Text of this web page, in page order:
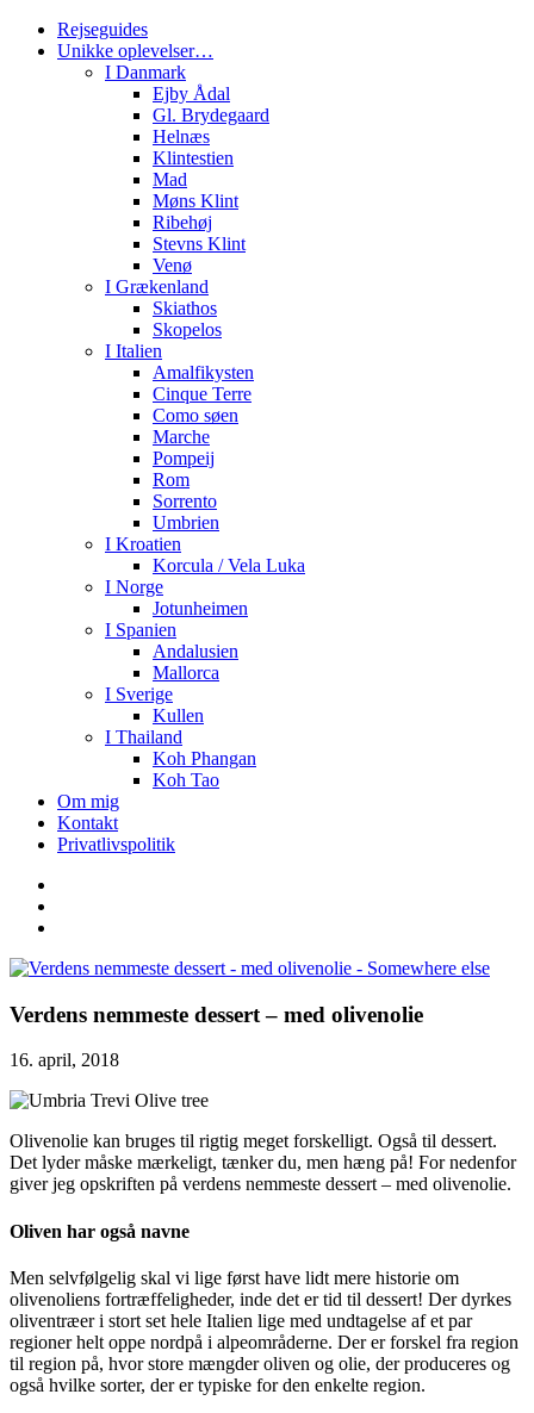
Rejseguides
Unikke oplevelser…
I Danmark
Ejby Ådal
Gl. Brydegaard
Helnæs
Klintestien
Mad
Møns Klint
Ribehøj
Stevns Klint
Venø
I Grækenland
Skiathos
Skopelos
I Italien
Amalfikysten
Cinque Terre
Como søen
Marche
Pompeij
Rom
Sorrento
Umbrien
I Kroatien
Korcula / Vela Luka
I Norge
Jotunheimen
I Spanien
Andalusien
Mallorca
I Sverige
Kullen
I Thailand
Koh Phangan
Koh Tao
Om mig
Kontakt
Privatlivspolitik
Verdens nemmeste dessert – med olivenolie
16. april, 2018
Olivenolie kan bruges til rigtig meget forskelligt. Også til dessert.
Det lyder måske mærkeligt, tænker du, men hæng på! For nedenfor
giver jeg opskriften på verdens nemmeste dessert – med olivenolie.
Oliven har også navne
Men selvfølgelig skal vi lige først have lidt mere historie om
olivenoliens fortræffeligheder, inde det er tid til dessert! Der dyrkes
oliventræer i stort set hele Italien lige med undtagelse af et par
regioner helt oppe nordpå i alpeområderne. Der er forskel fra region
til region på, hvor store mængder oliven og olie, der produceres og
også hvilke sorter, der er typiske for den enkelte region.